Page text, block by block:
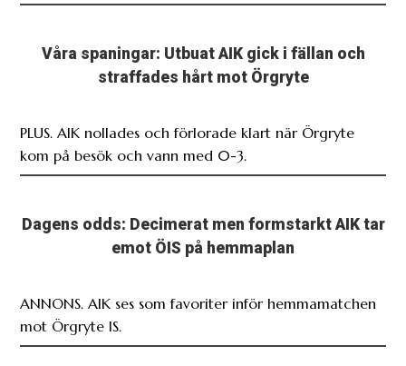
Våra spaningar: Utbuat AIK gick i fällan och
straffades hårt mot Örgryte
PLUS. AIK nollades och förlorade klart när Örgryte
kom på besök och vann med 0-3.
Dagens odds: Decimerat men formstarkt AIK tar
emot ÖIS på hemmaplan
ANNONS. AIK ses som favoriter inför hemmamatchen
mot Örgryte IS.